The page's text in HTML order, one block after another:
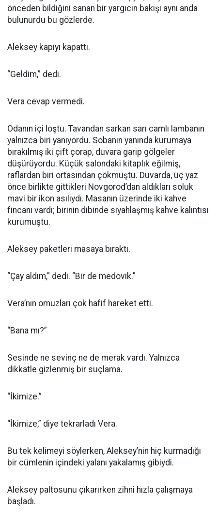
önceden bildiğini sanan bir yargıcın bakışı aynı anda
bulunurdu bu gözlerde.
Aleksey kapıyı kapattı.
“Geldim,” dedi.
Vera cevap vermedi.
Odanın içi loştu. Tavandan sarkan sarı camlı lambanın
yalnızca biri yanıyordu. Sobanın yanında kurumaya
bırakılmış iki çift çorap, duvara garip gölgeler
düşürüyordu. Küçük salondaki kitaplık eğilmiş,
raflardan biri ortasından çökmüştü. Duvarda, üç yaz
önce birlikte gittikleri Novgorod’dan aldıkları soluk
mavi bir ikon asılıydı. Masanın üzerinde iki kahve
fincanı vardı; birinin dibinde siyahlaşmış kahve kalıntısı
kurumuştu.
Aleksey paketleri masaya bıraktı.
“Çay aldım,” dedi. “Bir de medovik.”
Vera’nın omuzları çok hafif hareket etti.
“Bana mı?”
Sesinde ne sevinç ne de merak vardı. Yalnızca
dikkatle gizlenmiş bir suçlama.
“İkimize.”
“İkimize,” diye tekrarladı Vera.
Bu tek kelimeyi söylerken, Aleksey’nin hiç kurmadığı
bir cümlenin içindeki yalanı yakalamış gibiydi.
Aleksey paltosunu çıkarırken zihni hızla çalışmaya
başladı.